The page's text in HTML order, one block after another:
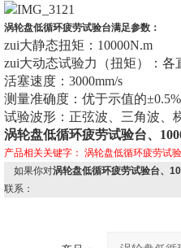
涡轮盘低循环疲劳试验台满足参数：
zui大静态扭矩：10000N.m
zui大动态试验力（扭矩）：
活塞速度：3000mm/s
测量准确度：优于示值的
试验波形：正弦波、三角波、
涡轮盘低循环疲劳试验台、
产品相关关键字： 涡轮盘低循环疲劳试
如果你对涡轮盘低循环疲劳试验台、
联系：